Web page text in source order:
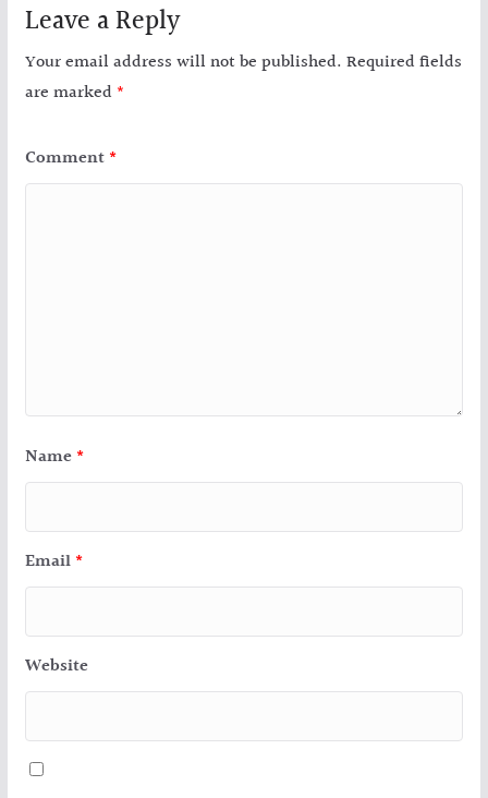
Leave a Reply
Your email address will not be published. Required fields
are marked *
Comment *
Name *
Email *
Website